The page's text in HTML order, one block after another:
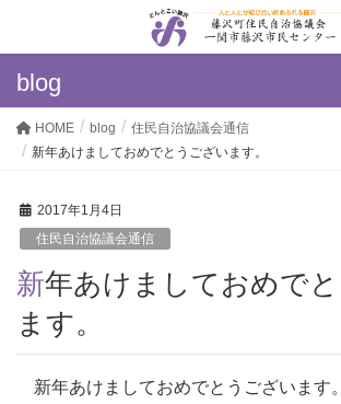
blog
HOME blog
住民自治協議会通信
新年あけましておめでとうございます。
2017年1月4日
住民自治協議会通信
新年あけましておめでとうござい
ます。
新年あけましておめでとうございます。